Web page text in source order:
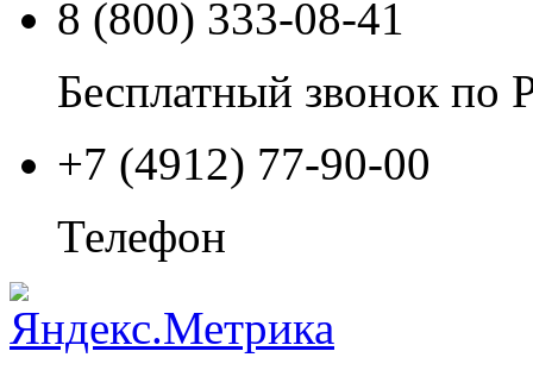
8 (800) 333-08-41
Бесплатный звонок по
+7 (4912) 77-90-00
Телефон